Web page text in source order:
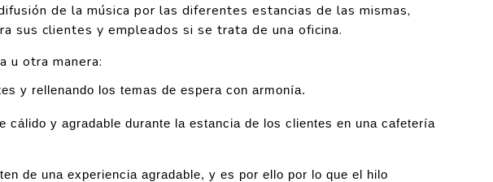
de la música por las diferentes estancias de las mismas,
sus clientes y empleados si se trata de una oficina.
u otra manera:
y rellenando los temas de espera con armonía.
y agradable durante la estancia de los clientes en una cafetería
de una experiencia agradable, y es por ello por lo que el hilo